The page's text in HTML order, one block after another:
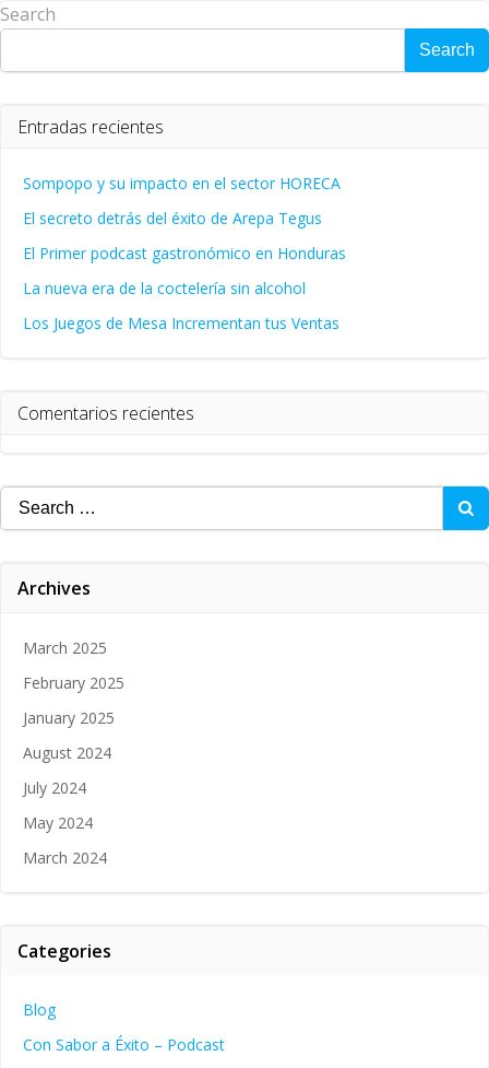
Search
Search
Entradas recientes
Sompopo y su impacto en el sector HORECA
El secreto detrás del éxito de Arepa Tegus
El Primer podcast gastronómico en Honduras
La nueva era de la coctelería sin alcohol
Los Juegos de Mesa Incrementan tus Ventas
Comentarios recientes
Search
for:
Archives
March 2025
February 2025
January 2025
August 2024
July 2024
May 2024
March 2024
Categories
Blog
Con Sabor a Éxito – Podcast